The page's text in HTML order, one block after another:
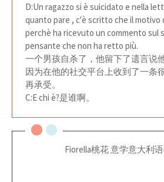
D:Un ragazzo si è suicidato e nella
quanto pare , c'è scritto che il motivo
perchè ha ricevuto un commento sul
pensante che non ha retto più.
一个男孩自杀了，他留下了遗言说
因为在他的社交平台上收到了一条
再承受。
C:E chi è?是谁啊。
Fiorella桃花 意学意大利